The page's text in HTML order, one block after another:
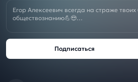
и
Егор Алексеевич всегда на страже
обществознанию💪😎
теорию, самые быстрые решения и
успешной сдачи. Гоу вместе за